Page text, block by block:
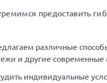
предоставить
различные
и другие
индивидуальные